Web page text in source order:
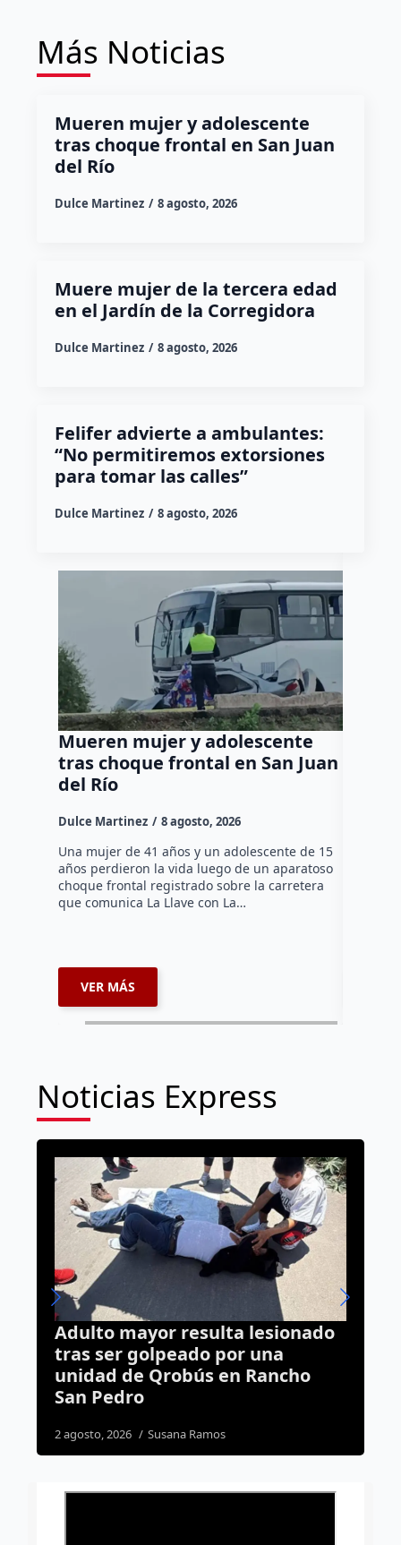
Más Noticias
Mueren mujer y adolescente
tras choque frontal en San Juan
del Río
Dulce Martinez 8 agosto, 2026
Muere mujer de la tercera edad
en el Jardín de la Corregidora
Dulce Martinez 8 agosto, 2026
Felifer advierte a ambulantes:
“No permitiremos extorsiones
para tomar las calles”
Dulce Martinez 8 agosto, 2026
Mueren mujer y adolescente
tras choque frontal en San Juan
del Río
Dulce Martinez 8 agosto, 2026
Una mujer de 41 años y un adolescente de 15
años perdieron la vida luego de un aparatoso
choque frontal registrado sobre la carretera
que comunica La Llave con La…
VER MÁS
Noticias Express
“Las oficinas de Gobierno no
un mercado”; Estado niega
espacios a comerciantes
ambulantes
4 agosto, 2026